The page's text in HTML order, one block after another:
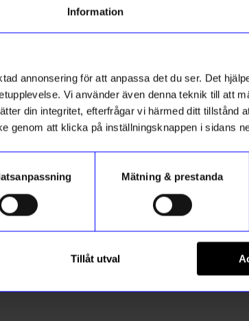
Information
annonsering för att anpassa det du ser. Det
Vi använder även denna teknik till att
din integritet, efterfrågar vi härmed ditt tillstånd
genom att klicka på inställningsknappen i sidans
Mätning & prestanda
Tillåt utval
Vit Hylla Pocket String svart/valnöt